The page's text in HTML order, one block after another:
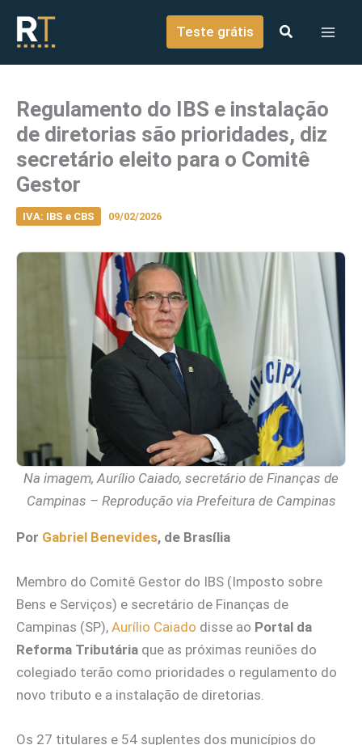
conteúdo
Teste grátis
Regulamento do IBS e instalação
de diretorias são prioridades, diz
secretário eleito para o Comitê
Gestor
IVA: IBS e CBS 09/02/2026
Na imagem, Aurílio Caiado, secretário de Finanças de
Campinas – Reprodução via Prefeitura de Campinas
Por Gabriel Benevides, de Brasília
Membro do Comitê Gestor do IBS (Imposto sobre
Bens e Serviços) e secretário de Finanças de
Campinas (SP), Aurílio Caiado disse ao Portal da
Reforma Tributária que as próximas reuniões do
colegiado terão como prioridades o regulamento do
novo tributo e a instalação de diretorias.
Os 27 titulares e 54 suplentes dos municípios do